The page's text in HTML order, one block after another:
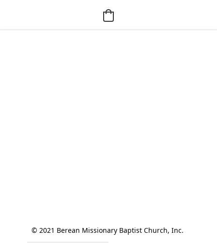
© 2021 Berean Missionary Baptist Church, Inc.